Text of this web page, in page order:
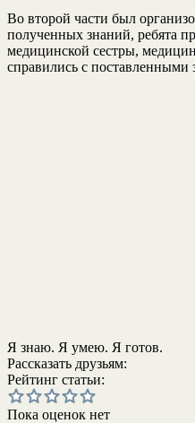
Во второй части был
полученных знаний, ребята
медицинской сестры,
справились с поставленными
Я знаю. Я умею. Я готов.
Рассказать друзьям:
Рейтинг статьи:
Пока оценок нет